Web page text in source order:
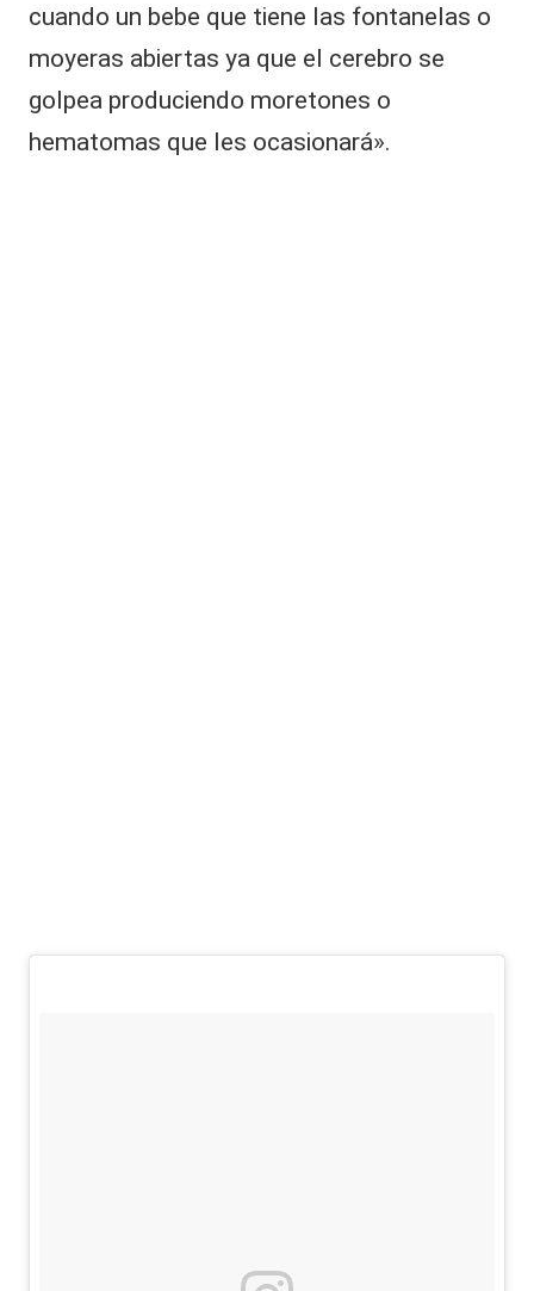
cuando un bebe que tiene las fontanelas o
moyeras abiertas ya que el cerebro se
golpea produciendo moretones o
hematomas que les ocasionará».